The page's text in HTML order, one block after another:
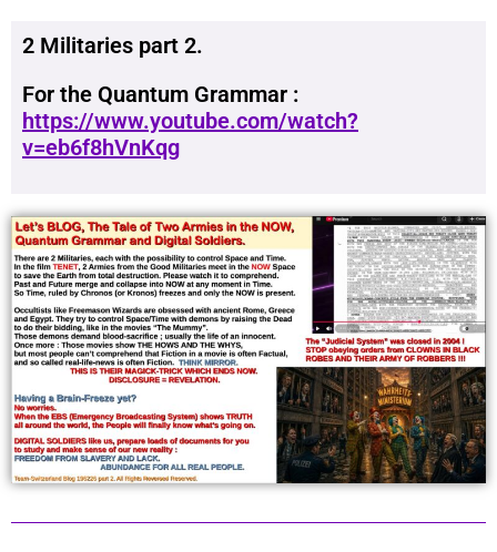
2 Militaries part 2.
For the Quantum Grammar :
https://www.youtube.com/watch?
v=eb6f8hVnKqg